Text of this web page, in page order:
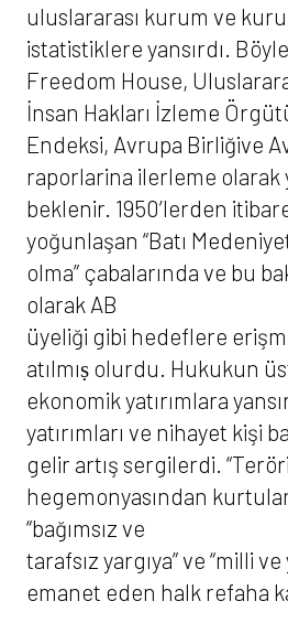
uluslararası kurum ve
istatistiklere yansırdı.
Freedom House,
İnsan Hakları İzleme
Endeksi, Avrupa Birliğive
raporlarina ilerleme olarak
beklenir. 1950’lerden
yoğunlaşan “Batı
olma” çabalarında ve bu
olarak AB
üyeliği gibi hedeflere
atılmıṣ olurdu. Hukukun
ekonomik yatırımlara
yatırımları ve nihayet kişi
gelir artış sergilerdi.
hegemonyasından
“bağımsız ve
tarafsız yargıya” ve “milli
emanet eden halk refaha